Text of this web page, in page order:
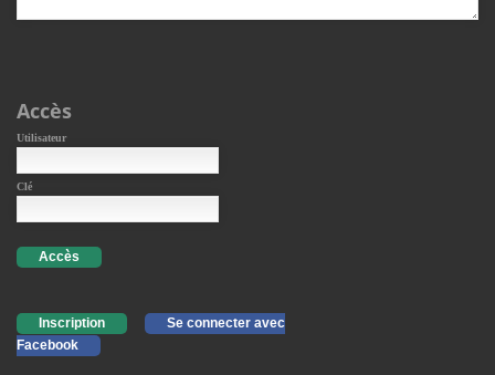
Accès
Utilisateur
Clé
Accès
Inscription
Se connecter avec
Facebook